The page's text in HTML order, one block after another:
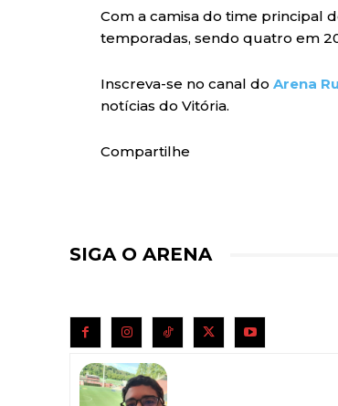
Com a camisa do time principal
temporadas, sendo quatro em
Inscreva-se no canal do Arena
notícias do Vitória.
Compartilhe
SIGA O ARENA